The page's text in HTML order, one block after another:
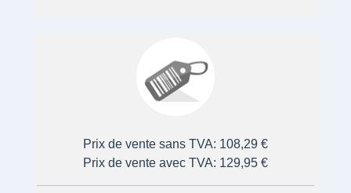
Prix de vente sans TVA: 108,29 €
Prix de vente avec TVA: 129,95 €